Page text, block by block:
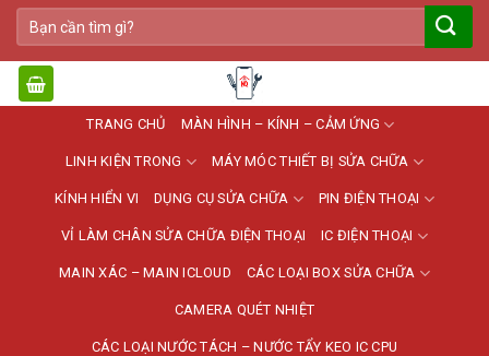
Bỏ
qua
nội
dung
Tìm
kiếm:
TRANG CHỦ MÀN HÌNH – KÍNH – CẢM ỨNG
LINH KIỆN TRONG MÁY MÓC THIẾT BỊ SỬA CHỮA
KÍNH HIỂN VI DỤNG CỤ SỬA CHỮA PIN ĐIỆN THOẠI
VỈ LÀM CHÂN SỬA CHỮA ĐIỆN THOẠI IC ĐIỆN THOẠI
MAIN XÁC – MAIN ICLOUD CÁC LOẠI BOX SỬA CHỮA
CAMERA QUÉT NHIỆT
CÁC LOẠI NƯỚC TÁCH – NƯỚC TẨY KEO IC CPU